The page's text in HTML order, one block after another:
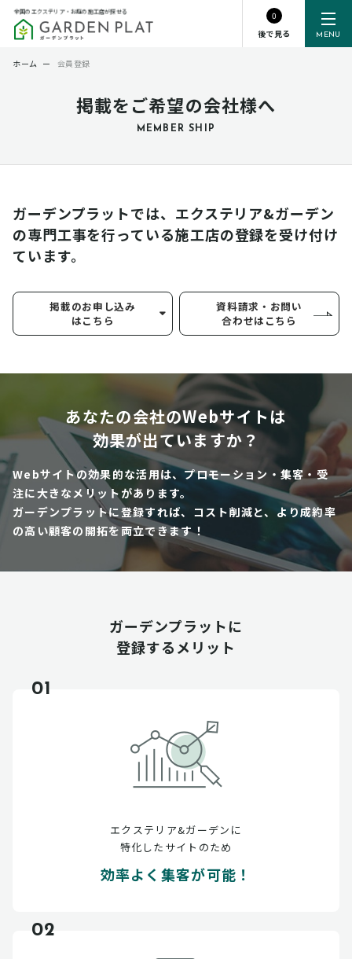
MENU
全国のエクステリア・お庭の施工店が探せる
0
後で見る
掲載をご希望の会社様へ
MEMBER SHIP
ホーム ー 会員登録
ガーデンプラットでは、エクステリア&ガーデン
の専門工事を行っている施工店の登録を受け付け
ています。
掲載のお申し込み
はこちら
資料請求・お問い
合わせはこちら
あなたの会社のWebサイトは
効果が出ていますか？
Webサイトの効果的な活用は、プロモーション・集客・受
注に大きなメリットがあります。
ガーデンプラットに登録すれば、コスト削減と、より成約率
の高い顧客の開拓を両立できます！
ガーデンプラットに
登録するメリット
01
エクステリア&ガーデンに
特化したサイトのため
効率よく集客が可能！
02